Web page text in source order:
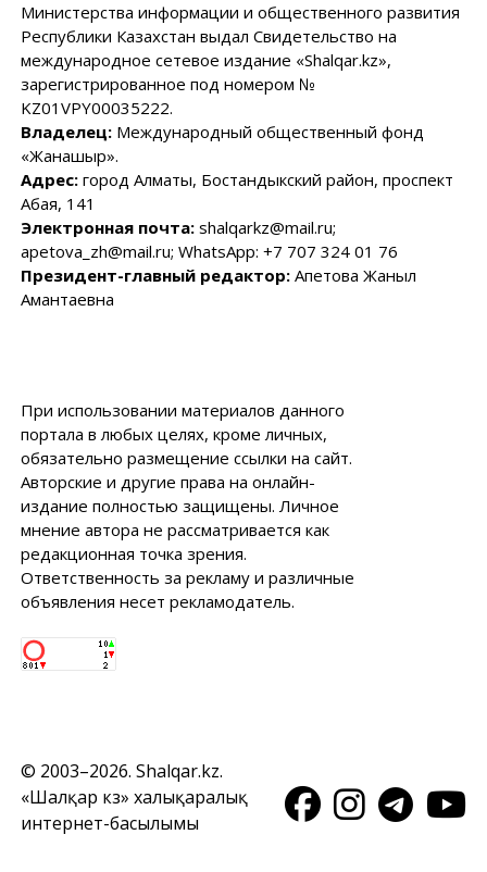
Министерства информации и общественного развития
Республики Казахстан выдал Свидетельство на
международное сетевое издание «Shalqar.kz»,
зарегистрированное под номером №
KZ01VPY00035222.
Владелец:Международный общественный фонд
«Жанашыр».
Адрес:город Алматы, Бостандыкский район, проспект
Абая, 141
Электронная почта:shalqarkz@mail.ru;
apetova_zh@mail.ru; WhatsApp: +7 707 324 01 76
Президент-главный редактор:Апетова Жаныл
Амантаевна
При использовании материалов данного
портала в любых целях, кроме личных,
обязательно размещение ссылки на сайт.
Авторские и другие права на онлайн-
издание полностью защищены. Личное
мнение автора не рассматривается как
редакционная точка зрения.
Ответственность за рекламу и различные
объявления несет рекламодатель.
© 2003–2026. Shalqar.kz.
«Шалқар кз» халықаралық
интернет-басылымы